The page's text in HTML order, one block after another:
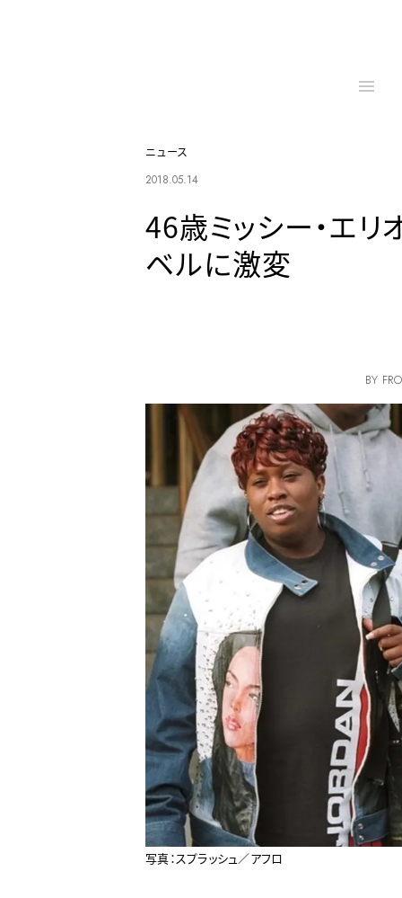
ニュース
2018.05.14
46歳ミッシー・エリ
ベルに激変
BY
写真：スプラッシュ／アフロ